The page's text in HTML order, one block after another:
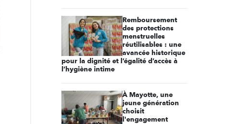
Remboursement
des protections
menstruelles
réutilisables : une
avancée historique
pour la dignité et l’égalité d’accès à
l’hygiène intime
À Mayotte, une
jeune génération
choisit
l'engagement